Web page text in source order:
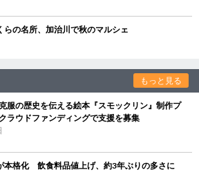
の名所、加治川で秋のマルシェ
もっと見る
服の歴史を伝える絵本『スモックリン』制作プ
ラウドファンディングで支援を募集
本格化 飲食料品値上げ、約3年ぶりの多さに